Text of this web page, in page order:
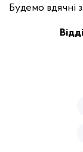
Будемо вдячні